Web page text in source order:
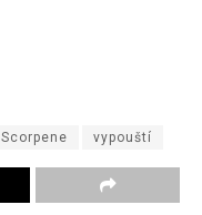
Scorpene vypouští